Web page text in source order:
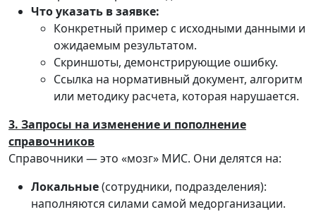
Что указать в заявке:
Конкретный пример с исходными данными и
ожидаемым результатом.
Скриншоты, демонстрирующие ошибку.
Ссылка на нормативный документ, алгоритм
или методику расчета, которая нарушается.
3. Запросы на изменение и пополнение
справочников
Справочники — это «мозг» МИС. Они делятся на:
Локальные(сотрудники, подразделения):
наполняются силами самой медорганизации.